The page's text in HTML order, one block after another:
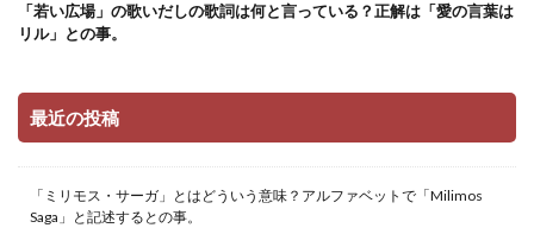
「若い広場」の歌いだしの歌詞は何と言っている？正解は「愛の言葉は
リル」との事。
最近の投稿
「ミリモス・サーガ」とはどういう意味？アルファベットで「Milimos
Saga」と記述するとの事。